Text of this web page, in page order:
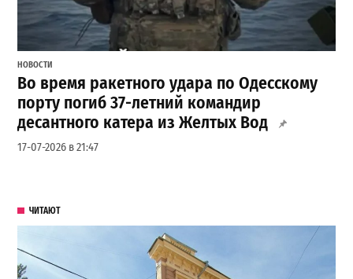
НОВОСТИ
Во время ракетного удара по Одесскому
порту погиб 37-летний командир
десантного катера из Желтых Вод
17-07-2026 в 21:47
ЧИТАЮТ